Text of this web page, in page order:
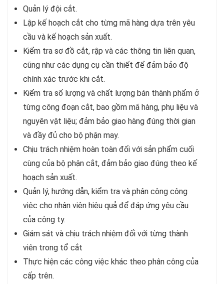
Quản lý đội cắt.
Lập kế hoạch cắt cho từng mã hàng dựa trên yêu
cầu và kế hoạch sản xuất.
Kiểm tra sơ đồ cắt, rập và các thông tin liên quan,
cũng như các dụng cụ cần thiết để đảm bảo độ
chính xác trước khi cắt.
Kiểm tra số lượng và chất lượng bán thành phẩm ở
từng công đoạn cắt, bao gồm mã hàng, phụ liệu và
nguyên vật liệu; đảm bảo giao hàng đúng thời gian
và đầy đủ cho bộ phận may.
Chịu trách nhiệm hoàn toàn đối với sản phẩm cuối
cùng của bộ phận cắt, đảm bảo giao đúng theo kế
hoạch sản xuất.
Quản lý, hướng dẫn, kiểm tra và phân công công
việc cho nhân viên hiệu quả để đáp ứng yêu cầu
của công ty.
Giám sát và chịu trách nhiệm đối với từng thành
viên trong tổ cắt
Thực hiện các công việc khác theo phân công của
cấp trên.